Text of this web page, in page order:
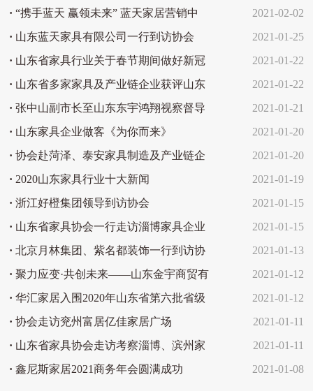
的艺术生态建设
· “携手蓝天 赢领未来” 蓝天家居营销中
心扶商、选商大会精英特训营圆满成功
2021-02-02
· 山东蓝天家具有限公司一行到访协会
2021-01-25
· 山东省家具行业关于春节期间做好新冠
肺炎疫情防控工作倡议书
2021-01-22
· 山东省多家家具及产业链企业获评山东
省高新技术企业
2021-01-22
· 张中山副市长至山东东宇鸿翔视察督导
2021-01-21
· 山东家具企业做客《为你而来》
2021-01-20
· 协会赴菏泽、泰安家具制造及产业链企
业考察
2021-01-20
· 2020山东家具行业十大新闻
2021-01-19
· 浙江好橙集团领导到访协会
2021-01-15
· 山东省家具协会一行走访淄博家具企业
2021-01-15
· 北京月林集团、紫名都装饰一行到访协
会
2021-01-13
· 聚力应变·共创未来——山东金宇商贸有
限公司2021年迎春联谊会暨公司成立20
周年庆典启动仪式隆重举行
2021-01-12
· 华汇家居入围2020年山东省第六批省级
工业设计中心名单
2021-01-12
· 协会走访兖州富居亿佳家居广场
2021-01-11
· 山东省家具协会走访考察淄博、滨州家
具企业
2021-01-11
· 鑫尼斯家居2021商务年会圆满成功 2021-01-08